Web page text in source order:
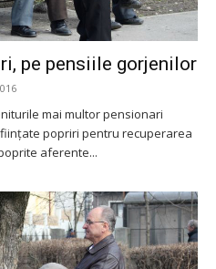
pe pensiile gorjenilor
mai multor pensionari
popriri pentru recuperarea
aferente...